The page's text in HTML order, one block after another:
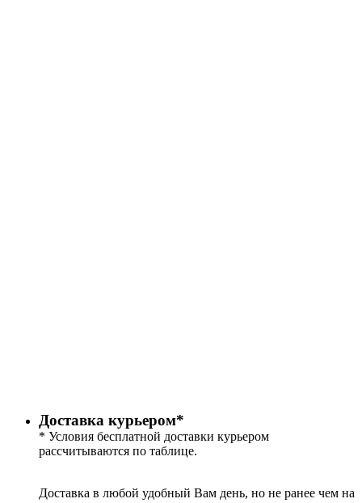
Доставка курьером*
* Условия бесплатной доставки курьером
рассчитываются по таблице.
Доставка в любой удобный Вам день, но не ранее чем на